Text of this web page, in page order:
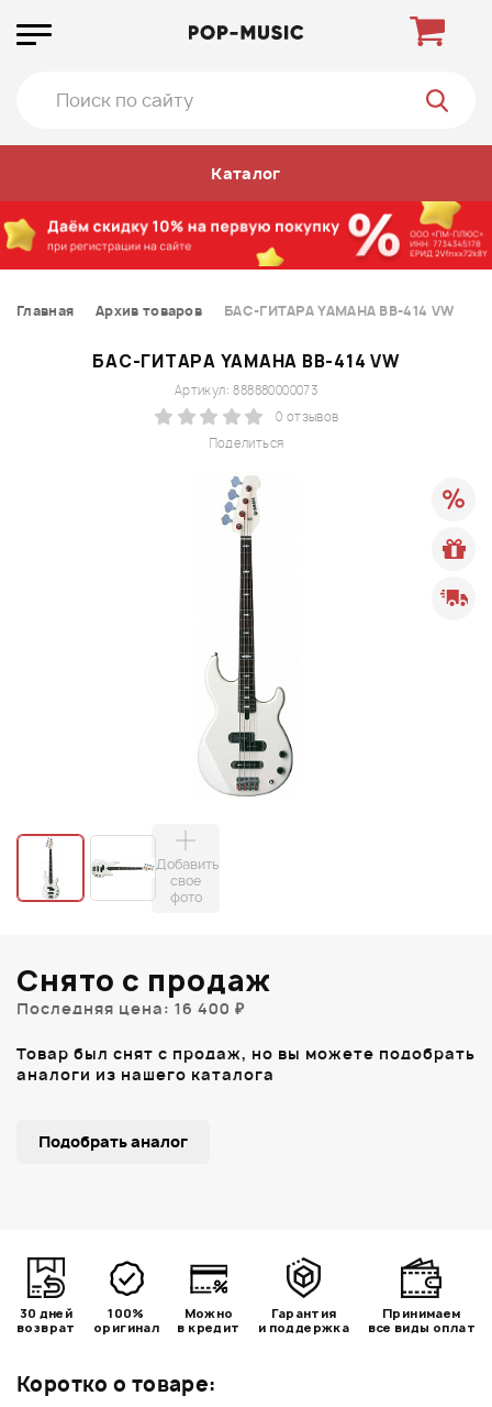
Каталог
Главная Архив товаров БАС-ГИТАРА YAMAHA BB-414 VW
БАС-ГИТАРА YAMAHA BB-414 VW
Поделиться
Артикул: 888880000073
0 отзывов
Добавить
свое
фото
Коротко о товаре:
Снято с продаж
Последняя цена: 16 400 ₽
Товар был снят с продаж, но вы можете подобрать
аналоги из нашего каталога
Подобрать аналог
30 дней
возврат
100%
оригинал
Можно
в кредит
Гарантия
и поддержка
Принимаем
все виды оплат